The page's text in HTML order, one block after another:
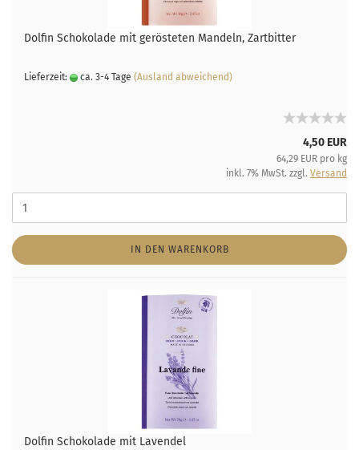
Dolfin Schokolade mit gerösteten Mandeln, Zartbitter
Lieferzeit: ca. 3-4 Tage (Ausland abweichend)
4,50 EUR
64,29 EUR pro kg
inkl. 7% MwSt. zzgl. Versand
IN DEN WARENKORB
Dolfin Schokolade mit Lavendel